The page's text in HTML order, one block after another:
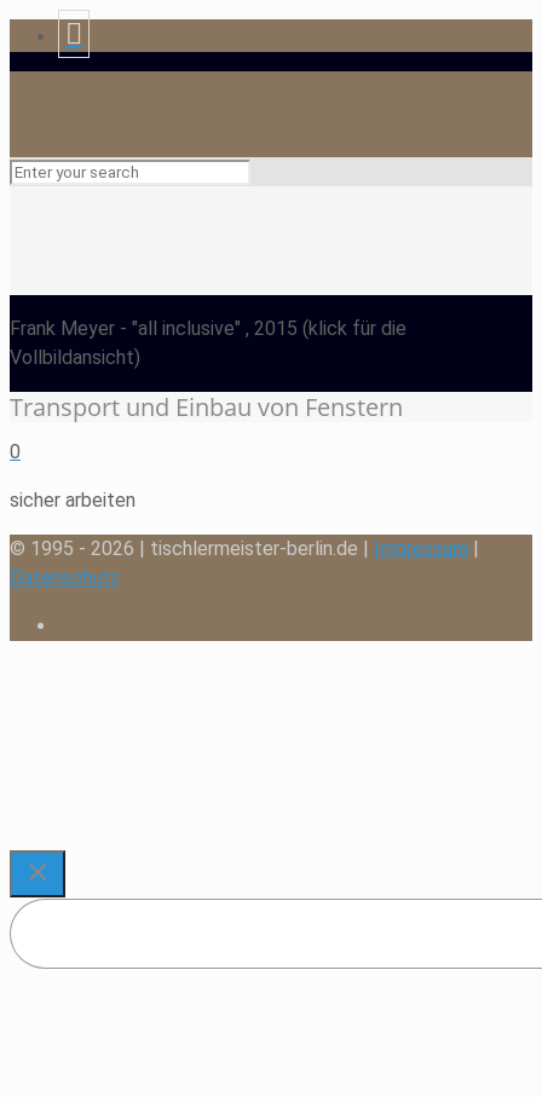
Frank Meyer - "all inclusive" , 2015 (klick für die
Vollbildansicht)
Transport und Einbau von Fenstern
0
sicher arbeiten
© 1995 - 2026 | tischlermeister-berlin.de | Impressum
Datenschutz